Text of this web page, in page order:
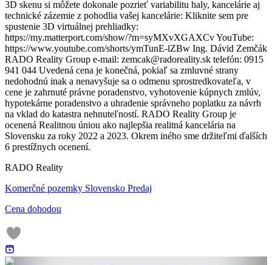
3D skenu si môžete dokonale pozrieť variabilitu haly, kancelárie aj
technické zázemie z pohodlia vašej kancelárie: Kliknite sem pre
spustenie 3D virtuálnej prehliadky:
https://my.matterport.com/show/?m=syMXvXGAXCv YouTube:
https://www.youtube.com/shorts/ymTunE-lZBw Ing. Dávid Zemčák
RADO Reality Group e-mail: zemcak@radoreality.sk telefón: 0915
941 044 Uvedená cena je konečná, pokiaľ sa zmluvné strany
nedohodnú inak a nenavyšuje sa o odmenu sprostredkovateľa, v
cene je zahrnuté právne poradenstvo, vyhotovenie kúpnych zmlúv,
hypotekárne poradenstvo a uhradenie správneho poplatku za návrh
na vklad do katastra nehnuteľností. RADO Reality Group je
ocenená Realitnou úniou ako najlepšia realitná kancelária na
Slovensku za roky 2022 a 2023. Okrem iného sme držiteľmi ďalších
6 prestížnych ocenení.
RADO Reality
Komerčné pozemky Slovensko Predaj
Cena dohodou